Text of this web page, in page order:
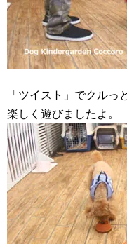
「ツイスト」でクルっ
楽しく遊びましたよ。